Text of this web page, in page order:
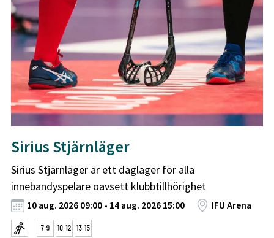
Sirius Stjärnläger
Sirius Stjärnläger är ett dagläger för alla
innebandyspelare oavsett klubbtillhörighet
10 aug. 2026 09:00 - 14 aug. 2026 15:00 IFU Arena